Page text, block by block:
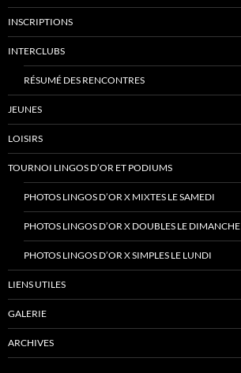
INSCRIPTIONS
INTERCLUBS
RÉSUMÉ DES RENCONTRES
JEUNES
LOISIRS
TOURNOI LINGOS D’OR ET PODIUMS
PHOTOS LINGOS D’OR X MIXTES LE SAMEDI
PHOTOS LINGOS D’OR X DOUBLES LE DIMANCHE
PHOTOS LINGOS D’OR X SIMPLES LE LUNDI
LIENS UTILES
GALERIE
ARCHIVES